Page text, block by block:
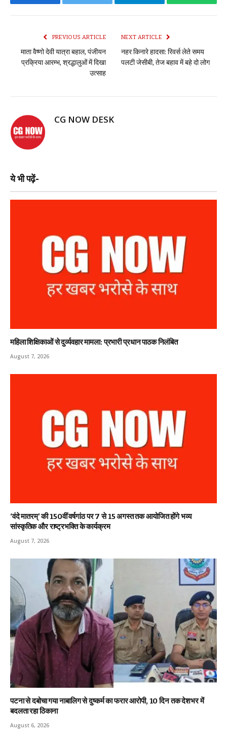
Facebook Twitter Telegram
PREVIOUS ARTICLE
माता वैष्णो देवी यात्रा बहाल, पंजीयन
प्रक्रिया आरम्भ, श्रद्धालुओं में दिखा
उत्साह
NEXT ARTICLE
नहर किनारे हादसा: रिवर्स लेते समय
पलटी जेसीबी, तेज बहाव में बहे दो लोग
CG NOW DESK
ये भी पढ़ें-
महिला शिक्षिकाओं से दुर्व्यवहार मामला: प्रभारी प्रधान पाठक निलंबित
August 7, 2026
‘वंदे मातरम्’ की 150वीं वर्षगांठ पर 7 से 15 अगस्त तक आयोजित होंगे भव्य
सांस्कृतिक और राष्ट्रभक्ति के कार्यक्रम
August 7, 2026
पटना से दबोचा गया नाबालिग से दुष्कर्म का फरार आरोपी, 10 दिन तक देशभर में
बदलता रहा ठिकाना
August 6, 2026